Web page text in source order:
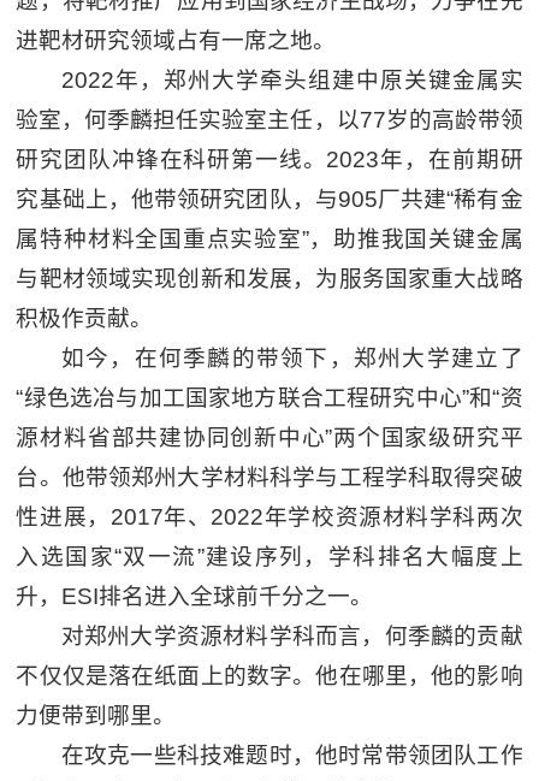
进靶材研究领域占有一席之地。
2022年，郑州大学牵头组建中原关键金属实
验室，何季麟担任实验室主任，以77岁的高龄带领
研究团队冲锋在科研第一线。2023年，在前期研
究基础上，他带领研究团队，与905厂共建“稀有金
属特种材料全国重点实验室”，助推我国关键金属
与靶材领域实现创新和发展，为服务国家重大战略
积极作贡献。
如今，在何季麟的带领下，郑州大学建立了
“绿色选冶与加工国家地方联合工程研究中心”和“资
源材料省部共建协同创新中心”两个国家级研究平
台。他带领郑州大学材料科学与工程学科取得突破
性进展，2017年、2022年学校资源材料学科两次
入选国家“双一流”建设序列，学科排名大幅度上
升，ESI排名进入全球前千分之一。
对郑州大学资源材料学科而言，何季麟的贡献
不仅仅是落在纸面上的数字。他在哪里，他的影响
力便带到哪里。
在攻克一些科技难题时，他时常带领团队工作